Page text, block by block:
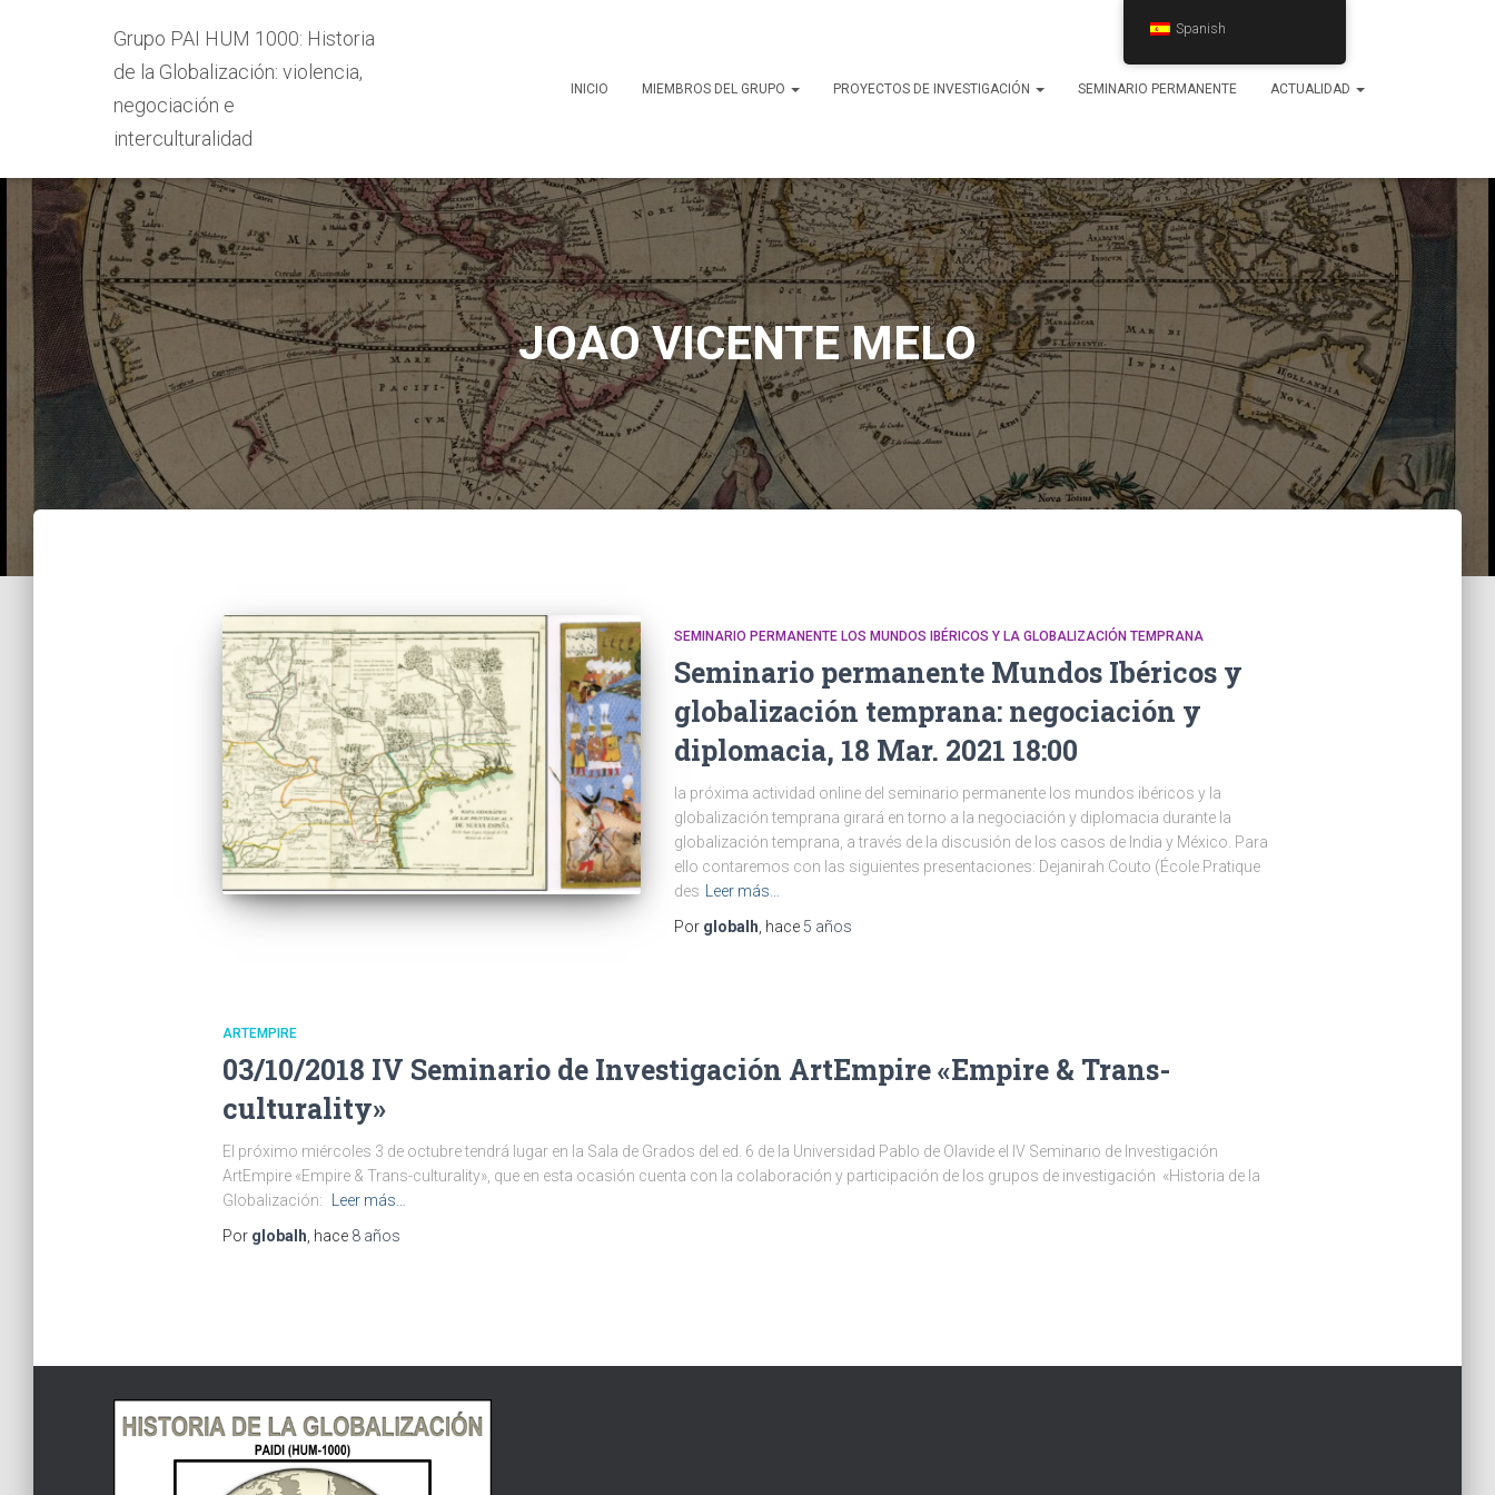
Grupo PAI HUM 1000: Historia
de la Globalización: violencia,
negociación e
interculturalidad
INICIO MIEMBROS DEL GRUPO PROYECTOS DE INVESTIGACIÓN SEMINARIO PERMANENTE ACTUALIDAD
JOAO VICENTE MELO
SEMINARIO PERMANENTE LOS MUNDOS IBÉRICOS Y LA GLOBALIZACIÓN TEMPRANA
Seminario permanente Mundos Ibéricos y
globalización temprana: negociación y
diplomacia, 18 Mar. 2021 18:00
la próxima actividad online del seminario permanente los mundos ibéricos y la
globalización temprana girará en torno a la negociación y diplomacia durante la
globalización temprana, a través de la discusión de los casos de India y México. Para
ello contaremos con las siguientes presentaciones: Dejanirah Couto (École Pratique
des
Leer más…
Por globalh , hace 5 años
ARTEMPIRE
03/10/2018 IV Seminario de Investigación ArtEmpire «Empire & Trans-
culturality»
El próximo miércoles 3 de octubre tendrá lugar en la Sala de Grados del ed. 6 de la Universidad Pablo de Olavide el IV Seminario de Investigación
ArtEmpire «Empire & Trans-culturality», que en esta ocasión cuenta con la colaboración y participación de los grupos de investigación «Historia de la
Globalización:
Leer más…
Por globalh , hace 8 años
Spanish